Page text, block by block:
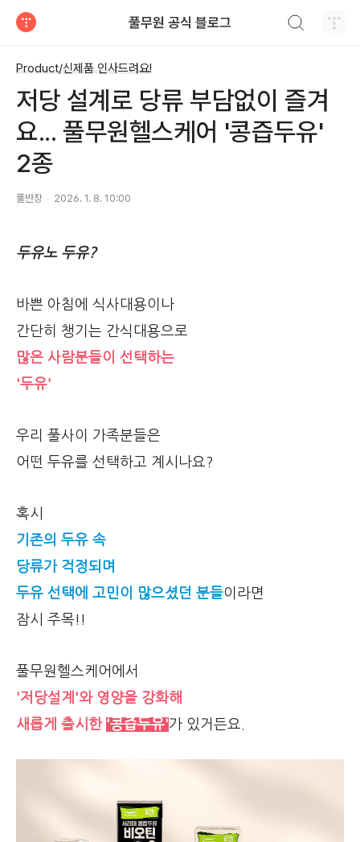
풀무원 공식 블로그
Product/신제품 인사드려요!
저당 설계로 당류 부담없이 즐겨
요... 풀무원헬스케어 '콩즙두유'
2종
풀반장 2026. 1. 8. 10:00
두유노 두유?
바쁜 아침에 식사대용이나
간단히 챙기는 간식대용으로
많은 사람분들이 선택하는
'두유'
우리 풀사이 가족분들은
어떤 두유를 선택하고 계시나요?
혹시
기존의 두유 속
당류가 걱정되며
두유 선택에 고민이 많으셨던 분들이라면
잠시 주목!!
풀무원헬스케어에서
'저당설계'와 영양을 강화해
새롭게 출시한 '콩즙두유'가 있거든요.